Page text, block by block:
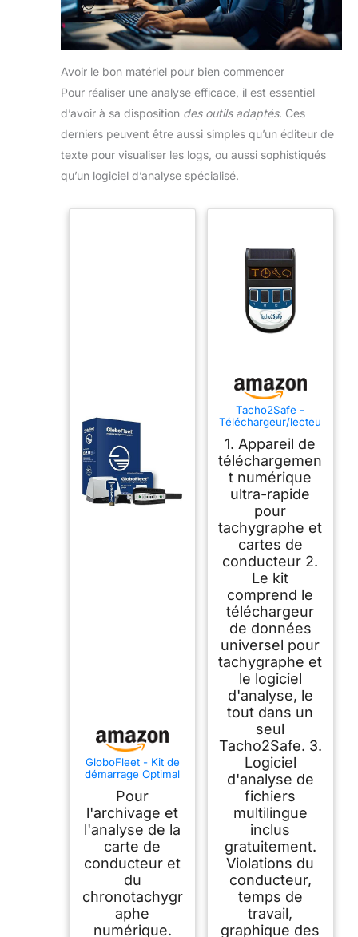
Avoir le bon matériel pour bien commencer
Pour réaliser une analyse efficace, il est essentiel
d’avoir à sa disposition des outils adaptés. Ces
derniers peuvent être aussi simples qu’un éditeur de
texte pour visualiser les logs, ou aussi sophistiqués
qu’un logiciel d’analyse spécialisé.
GloboFleet - Kit de
démarrage Optimal
contrôler, analyser
et archiver les
données de la carte
conducteur - Pour
petites et moyennes
entreprises - Avec
lecteur de carte à
puce et clé de
téléchargement
Pour
l'archivage et
l'analyse de la
carte de
conducteur et
du
chronotachygr
aphe
numérique.
Tacho2Safe -
Téléchargeur/lecteu
et carte conducteur,
logiciel d'analyse
des cartes
conductrices -
Lecteur tachygraphe
numérique
multilingue et rapide
1. Appareil de
téléchargemen
t numérique
ultra-rapide
pour
tachygraphe et
cartes de
conducteur 2.
Le kit
comprend le
téléchargeur
de données
universel pour
tachygraphe et
le logiciel
d'analyse, le
tout dans un
seul
Tacho2Safe. 3.
Logiciel
d'analyse de
fichiers
multilingue
inclus
gratuitement.
Violations du
conducteur,
temps de
travail,
graphique des